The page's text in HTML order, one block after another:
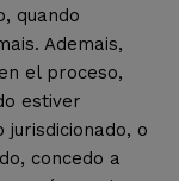
quando
Ademais,
el proceso,
estiver
o
concedo a